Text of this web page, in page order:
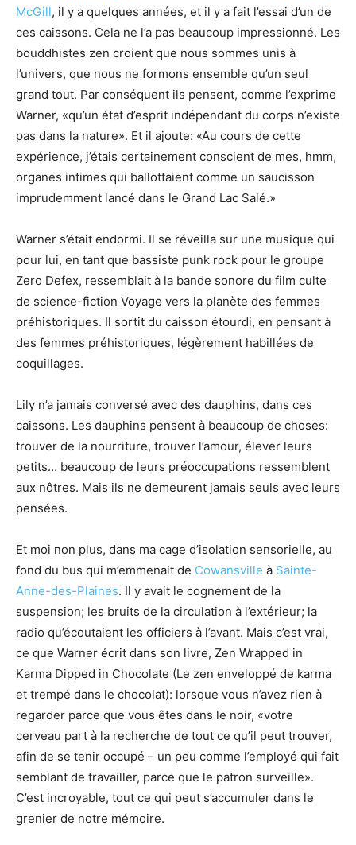
McGill, il y a quelques années, et il y a fait l’essai d’un de
ces caissons. Cela ne l’a pas beaucoup impressionné. Les
bouddhistes zen croient que nous sommes unis à
l’univers, que nous ne formons ensemble qu’un seul
grand tout. Par conséquent ils pensent, comme l’exprime
Warner, «qu’un état d’esprit indépendant du corps n’existe
pas dans la nature». Et il ajoute: «Au cours de cette
expérience, j’étais certainement conscient de mes, hmm,
organes intimes qui ballottaient comme un saucisson
imprudemment lancé dans le Grand Lac Salé.»
Warner s’était endormi. Il se réveilla sur une musique qui
pour lui, en tant que bassiste punk rock pour le groupe
Zero Defex, ressemblait à la bande sonore du film culte
de science-fiction Voyage vers la planète des femmes
préhistoriques. Il sortit du caisson étourdi, en pensant à
des femmes préhistoriques, légèrement habillées de
coquillages.
Lily n’a jamais conversé avec des dauphins, dans ces
caissons. Les dauphins pensent à beaucoup de choses:
trouver de la nourriture, trouver l’amour, élever leurs
petits… beaucoup de leurs préoccupations ressemblent
aux nôtres. Mais ils ne demeurent jamais seuls avec leurs
pensées.
Et moi non plus, dans ma cage d’isolation sensorielle, au
fond du bus qui m’emmenait de Cowansville à Sainte-
Anne-des-Plaines. Il y avait le cognement de la
suspension; les bruits de la circulation à l’extérieur; la
radio qu’écoutaient les officiers à l’avant. Mais c’est vrai,
ce que Warner écrit dans son livre, Zen Wrapped in
Karma Dipped in Chocolate (Le zen enveloppé de karma
et trempé dans le chocolat): lorsque vous n’avez rien à
regarder parce que vous êtes dans le noir, «votre
cerveau part à la recherche de tout ce qu’il peut trouver,
afin de se tenir occupé – un peu comme l’employé qui fait
semblant de travailler, parce que le patron surveille».
C’est incroyable, tout ce qui peut s’accumuler dans le
grenier de notre mémoire.